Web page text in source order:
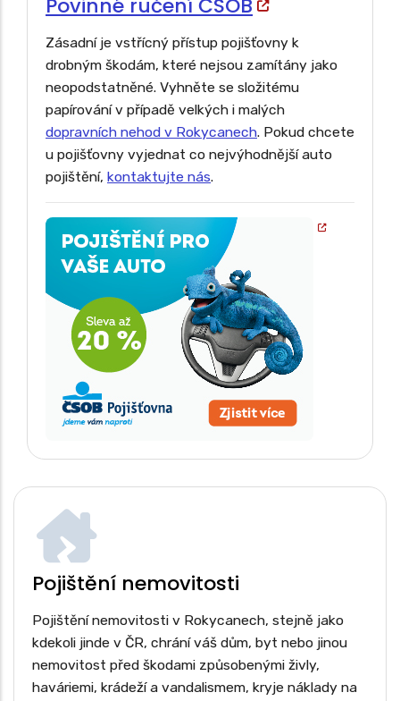
Povinné ručení ČSOB
Zásadní je vstřícný přístup pojišťovny k
drobným škodám, které nejsou zamítány jako
neopodstatněné. Vyhněte se složitému
papírování v případě velkých i malých
dopravních nehod v Rokycanech. Pokud chcete
u pojišťovny vyjednat co nejvýhodnější auto
pojištění, kontaktujte nás.
Pojištění nemovitosti
Pojištění nemovitosti v Rokycanech, stejně jako
kdekoli jinde v ČR, chrání váš dům, byt nebo jinou
nemovitost před škodami způsobenými živly,
haváriemi, krádeží a vandalismem, kryje náklady na